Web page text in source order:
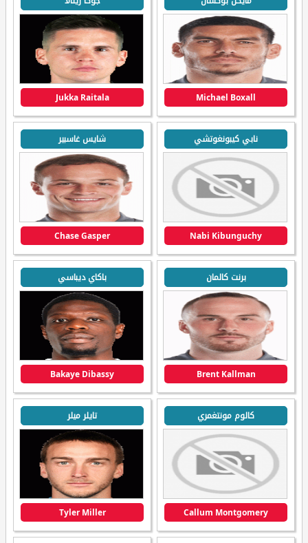
Michael Boxall
Jukka Raitala
نابي كيبونغوتشي
Nabi Kibunguchy
شايس غاسبير
Chase Gasper
برنت كالمان
Brent Kallman
باكاي ديباسي
Bakaye Dibassy
كالوم مونتغمري
Callum Montgomery
تايلر ميلر
Tyler Miller